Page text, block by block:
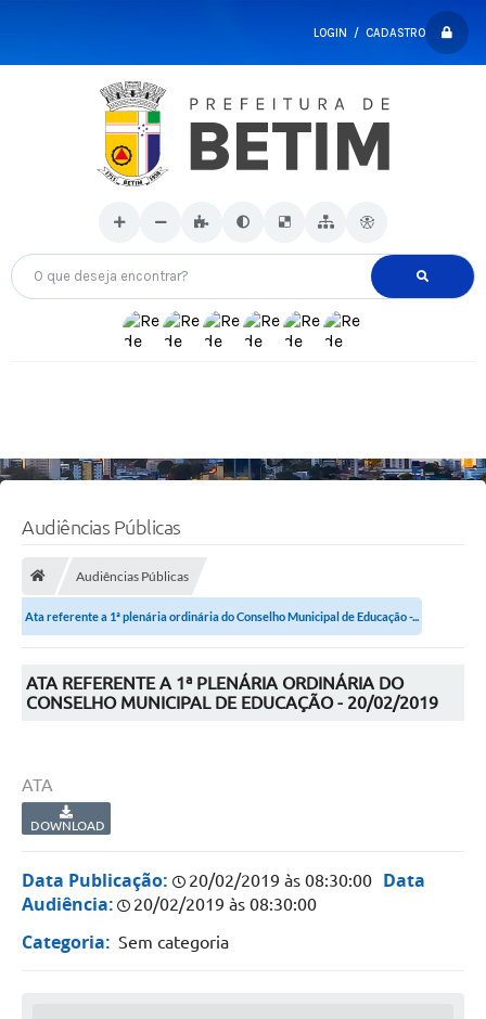
LOGIN / CADASTRO
O que deseja encontrar?
Audiências Públicas
Audiências Públicas
Ata referente a 1ª plenária ordinária do Conselho Municipal de Educação -...
ATA REFERENTE A 1ª PLENÁRIA ORDINÁRIA DO
CONSELHO MUNICIPAL DE EDUCAÇÃO - 20/02/2019
ATA
DOWNLOAD
Data Publicação: 20/02/2019 às 08:30:00
Data
Audiência:
20/02/2019 às 08:30:00
Categoria: Sem categoria